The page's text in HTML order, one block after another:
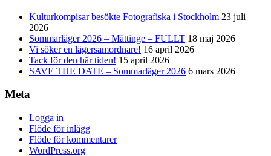
Kulturkompisar besökte Fotografiska i Stockholm 23 juli
2026
Sommarläger 2026 – Mättinge – FULLT 18 maj 2026
Vi söker en lägersamordnare! 16 april 2026
Tack för den här tiden! 15 april 2026
SAVE THE DATE – Sommarläger 2026 6 mars 2026
Meta
Logga in
Flöde för inlägg
Flöde för kommentarer
WordPress.org